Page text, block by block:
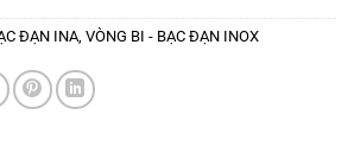
ĐẠN INA, VÒNG BI - BẠC ĐẠN INOX